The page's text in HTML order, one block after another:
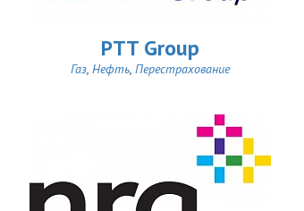
PTT Group
Газ, Нефть, Перестрахование